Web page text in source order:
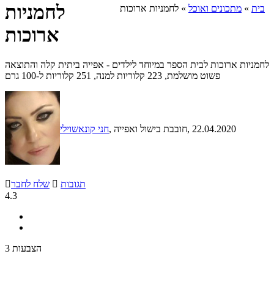
בית » מתכונים ואוכל » לחמניות ארוכות
לחמניות
ארוכות
לחמניות ארוכות לבית הספר במיוחד לילדים - אפייה ביתית קלה והתוצאה
פשוט מושלמת, 223 קלוריות למנה, 251 קלוריות ל-100 גרם
חני קונאשוילי , חובבת בישול ואפייה, 22.04.2020
שלח לחבר  תגובות
4.3
3 הצבעות